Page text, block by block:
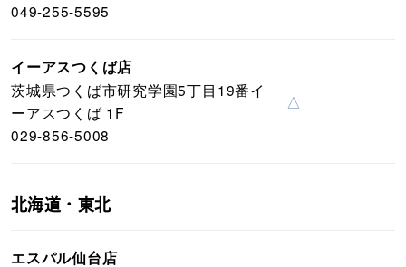
049-255-5595
イーアスつくば店
茨城県つくば市研究学園5丁目19番イ
ーアスつくば 1F
029-856-5008
△
北海道・東北
エスパル仙台店